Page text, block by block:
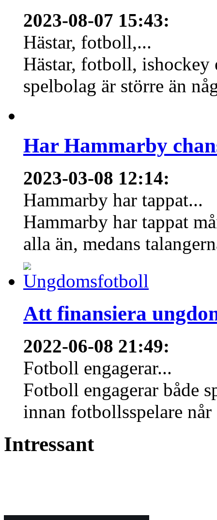
2023-08-07 15:43:
Hästar, fotboll,...
Hästar, fotboll,
spelbolag är större än
Har Hammarby
2023-03-08 12:14:
Hammarby har tappat...
Hammarby har tappat
alla än, medans
Att finansiera
2022-06-08 21:49:
Fotboll engagerar...
Fotboll engagerar både
innan fotbollsspelare
Intressant